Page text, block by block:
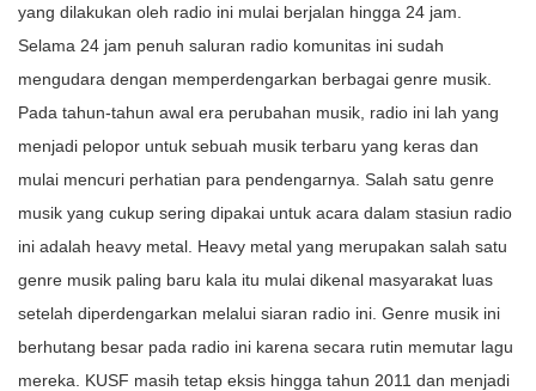
yang dilakukan oleh radio ini mulai berjalan hingga 24 jam.
Selama 24 jam penuh saluran radio komunitas ini sudah
mengudara dengan memperdengarkan berbagai genre musik.
Pada tahun-tahun awal era perubahan musik, radio ini lah yang
menjadi pelopor untuk sebuah musik terbaru yang keras dan
mulai mencuri perhatian para pendengarnya. Salah satu genre
musik yang cukup sering dipakai untuk acara dalam stasiun radio
ini adalah heavy metal. Heavy metal yang merupakan salah satu
genre musik paling baru kala itu mulai dikenal masyarakat luas
setelah diperdengarkan melalui siaran radio ini. Genre musik ini
berhutang besar pada radio ini karena secara rutin memutar lagu
mereka. KUSF masih tetap eksis hingga tahun 2011 dan menjadi